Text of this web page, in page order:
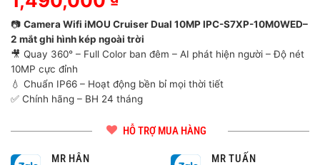
📷 Camera Wifi iMOU Cruiser Dual 10MP IPC-S7XP-10M0WED–
2 mắt ghi hình kép ngoài trời
🎥 Quay 360° – Full Color ban đêm – AI phát hiện người – Độ nét
10MP cực đỉnh
💧 Chuẩn IP66 – Hoạt động bền bỉ mọi thời tiết
✅ Chính hãng – BH 24 tháng
HỖ TRỢ MUA HÀNG
MR HÂN MR TUẤN